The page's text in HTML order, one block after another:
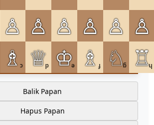
♙ ♙ ♙ ♙ ♙ ♙
c
♗ d
♕ e
♔ f
♗ g
♘ h
♖
Balik Papan
Hapus Papan